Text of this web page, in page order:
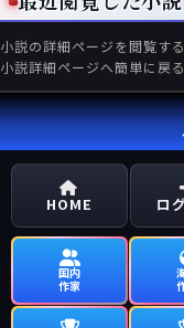
小説の詳細ページを閲覧す
小説詳細ページへ簡単に戻
HOME ロ
国内
作家